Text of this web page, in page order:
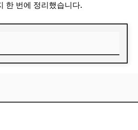
한 번에 정리했습니다.